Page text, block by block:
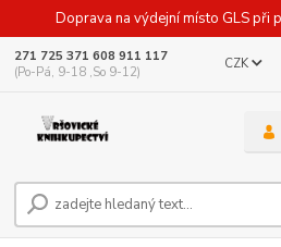
Doprava na výdejní místo GLS při
CZK
271 725 371 608 911 117
(Po-Pá, 9-18 ,So 9-12)